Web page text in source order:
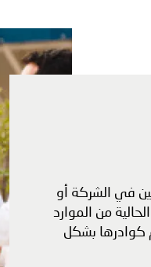
في الشركة أو
من الموارد
كوادرها بشكل